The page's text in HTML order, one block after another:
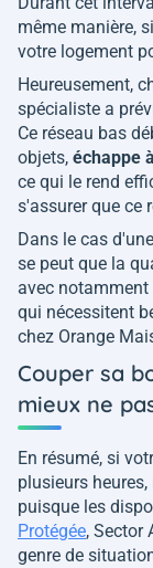
même manière,
votre logement
Heureusement,
spécialiste a
Ce réseau bas
objets, échappe
ce qui le rend
s'assurer que ce
Dans le cas
se peut que la
avec
qui nécessitent
chez Orange
Couper sa
mieux ne
En résumé, si
plusieurs
puisque les
Protégée, Sector
genre de